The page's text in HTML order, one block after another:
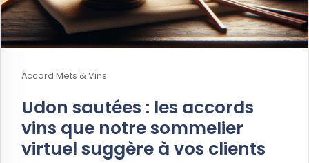
Accord Mets & Vins
Udon sautées : les accords
vins que notre sommelier
virtuel suggère à vos clients